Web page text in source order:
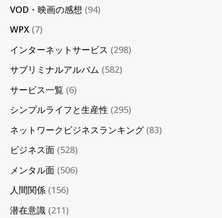
VOD・映画の感想 (94)
WPX (7)
インターネットサービス (298)
サブリミナルアルバム (582)
サービス一覧 (6)
シンプルライフと生産性 (295)
ネットワークビジネスランキング(83)
ビジネス面 (528)
メンタル面 (506)
人間関係 (156)
潜在意識 (211)